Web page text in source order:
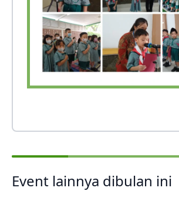
Event lainnya dibulan ini